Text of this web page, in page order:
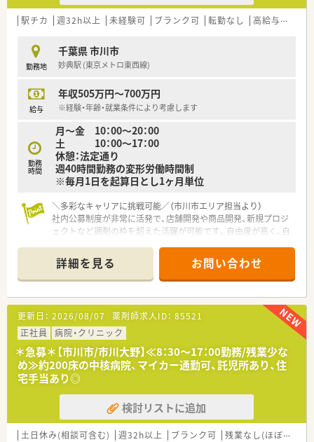
駅チカ 週32h以上 未経験可 ブランク可 転勤なし 高給与(600万円以上)
勤務地
千葉県 市川市
妙典駅 (東京メトロ東西線)
給与
年収505万円～700万円
※経験・年齢・就業条件により考慮します
勤務
時間
月～金 10：00～20：00
土 10：00～17：00
休憩：法定通り
週40時間勤務の変形労働時間制
※毎月1日を起算日とし1ヶ月単位
＼多彩なキャリアに挑戦可能／（市川市エリア担当より）
社内公募制度が非常に活発で、店舗開発や商品開発、新規プロジ
ェクトなど調剤の枠を超えた活躍が可能です。自由度が高く、自
【店舗情報と応需状況について】
■東京メトロ東西線の妙典駅から徒歩3分ほどの好立地にあり、
駅前の商業施設内に入っているため毎日の通勤が大変便利で
す。
■近隣のクリニックや広域からの面対応にて処方箋を受け付け
ており、主な科目として内科や小児科を応需しています。
■1日あたりの処方箋枚数は30枚から50枚ほどと比較的落ち着
いており、患者様一人ひとりに丁寧な対応ができる環境です。
【法人特徴について】
■業界を牽引する大手のドラッグストアチェーンであり、お客様
の健康寿命を延ばす次世代型店舗の構築を進めています。
■女性の活躍推進に力を注いでおり、厚生労働大臣より最高位で
ある3段階目の「えるぼし」認定を取得している優良企業です。
詳細を見る お問い合わせ
更新日： 2026/08/07 薬剤師求人ID： 85521
正社員
病院・クリニック
＊急募＊【市川市/市川大野】≪8：30～17：00勤務/残業少な
め≫約200床の中核病院、マイカー通勤可、託児所あり、住
宅手当あり◎
検討リストに追加
土日休み(相談可含む) 週32h以上 ブランク可 残業なし(ほぼなし含む)